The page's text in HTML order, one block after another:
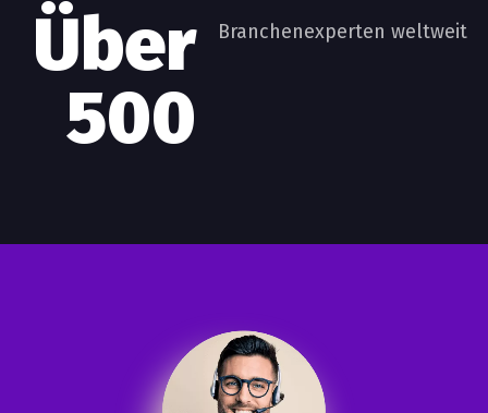
Über
500
Branchenexperten weltweit